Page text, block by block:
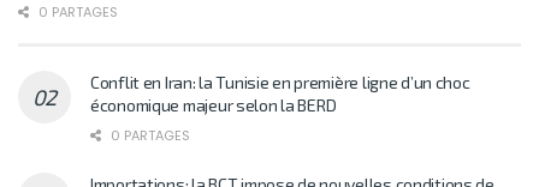
0 PARTAGES
Conflit en Iran: la Tunisie en première ligne d’un choc
économique majeur selon la BERD
0 PARTAGES